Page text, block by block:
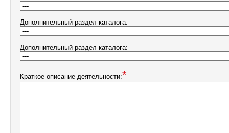
Дополнительный раздел каталога:
Дополнительный раздел каталога:
Краткое описание деятельности:*